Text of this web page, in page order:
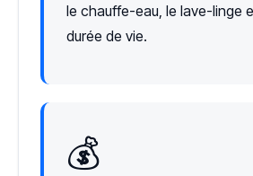
le chauffe-eau, le lave-linge
durée de vie.
💰